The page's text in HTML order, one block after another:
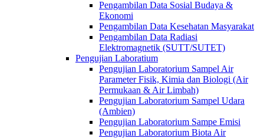
Pengambilan Data Sosial Budaya &
Ekonomi
Pengambilan Data Kesehatan Masyarakat
Pengambilan Data Radiasi
Elektromagnetik (SUTT/SUTET)
Pengujian Laboratium
Pengujian Laboratorium Sampel Air
Parameter Fisik, Kimia dan Biologi (Air
Permukaan & Air Limbah)
Pengujian Laboratorium Sampel Udara
(Ambien)
Pengujian Laboratorium Sampe Emisi
Pengujian Laboratorium Biota Air